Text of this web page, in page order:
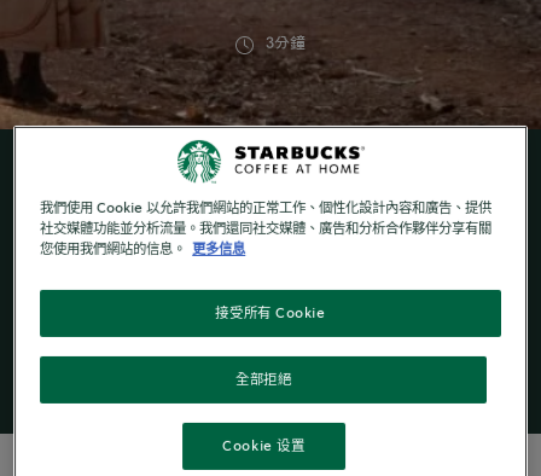
3分鐘
道德採購
星巴克購買咖啡時採用道德採購方法，其基石是咖啡
和農夫權益 (C.A.F.E.) 規範。
我們使用 Cookie 以允許我們網站的正常工作、個性化設計內容和廣告、提供
社交媒體功能並分析流量。我們還同社交媒體、廣告和分析合作夥伴分享有關
您使用我們網站的信息。
更多信息
全部拒絕
接受所有 Cookie
Cookie 设置